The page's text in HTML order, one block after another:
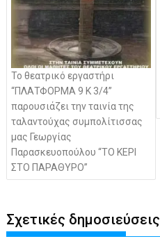
Το θεατρικό εργαστήρι
“ΠΛΑΤΦΟΡΜΑ 9 Κ 3/4”
παρουσιάζει την ταινία της
ταλαντούχας συμπολίτισσας
μας Γεωργίας
Παρασκευοπούλου “ΤΟ ΚΕΡΙ
ΣΤΟ ΠΑΡΑΘΥΡΟ”
Σχετικές δημοσιεύσεις